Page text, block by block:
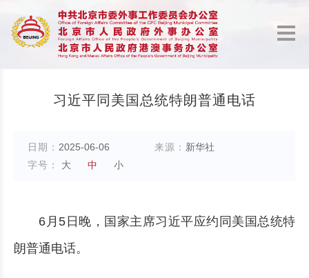
习近平同美国总统特朗普通电话
日期： 2025-06-06 来源： 新华社
字号：
大 中 小
6月5日晚，国家主席习近平应约同美国总统特
朗普通电话。